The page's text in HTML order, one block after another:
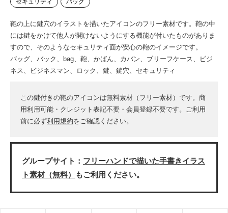
セキュリティ バッグ
鞄の上に鍵穴のイラストを描いたアイコンのフリー素材です。鞄の中
には鍵をかけて他人が開けないようにする機能が付いたものがありま
すので、そのようなセキュリティ面が安心の鞄のイメージです。
バッグ、バック、bag、鞄、かばん、カバン、ブリーフケース、ビジ
ネス、ビジネスマン、ロック、鍵、鍵穴、セキュリティ
この鍵付きの鞄のアイコンは無料素材（フリー素材）です。商
用利用可能・クレジット表記不要・会員登録不要です。ご利用
前に必ず利用規約をご確認ください。
グループサイト： フリーハンドで描いた手書きイラス
ト素材（無料）
もご利用ください。